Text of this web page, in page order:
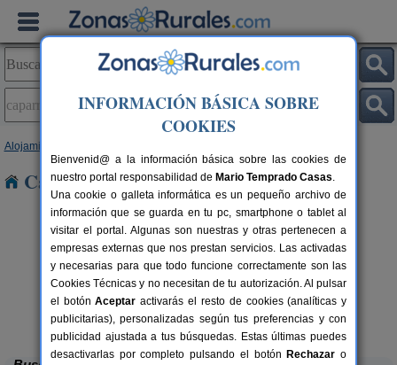
Alojamientos
Casas Rurales en Caparroso
24-36+14 pers.
desde28 €
Hotel Rural Quinto Real
Eugi (Navarra)
INFORMACIÓN BÁSICA SOBRE
COOKIES
Bienvenid@ a la información básica sobre las cookies de
nuestro portal responsabilidad de Mario Temprado Casas.
Una cookie o galleta informática es un pequeño archivo de
información que se guarda en tu pc, smartphone o tablet al
visitar el portal. Algunas son nuestras y otras pertenecen a
empresas externas que nos prestan servicios. Las activadas
y necesarias para que todo funcione correctamente son las
Cookies Técnicas y no necesitan de tu autorización. Al pulsar
el botónAceptar activarás el resto de cookies (analíticas y
publicitarias), personalizadas según tus preferencias y con
publicidad ajustada a tus búsquedas. Estas últimas puedes
desactivarlas por completo pulsando el botón Rechazar o